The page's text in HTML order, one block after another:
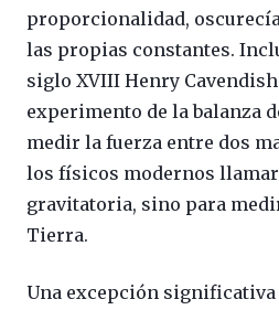
proporcionalidad,
las propias constantes.
siglo XVIII Henry
experimento de la balanza
medir la fuerza entre dos
los físicos modernos
gravitatoria, sino para
Tierra.
Una excepción